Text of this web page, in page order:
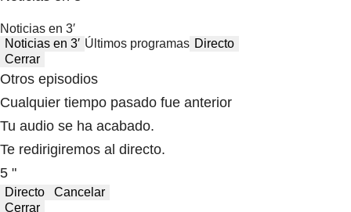
Noticias en 3′
Noticias en 3′ Últimos programas Directo
Cerrar
Otros episodios
Cualquier tiempo pasado fue anterior
Tu audio se ha acabado.
Te redirigiremos al directo.
5 "
Directo
Cancelar
Cerrar